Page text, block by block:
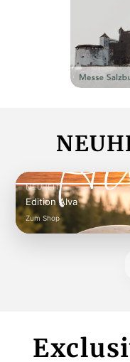
NEUHEIT
Edition Alva
Zum Shop